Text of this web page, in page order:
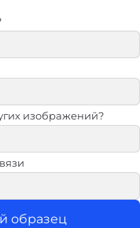
изображений?
образец